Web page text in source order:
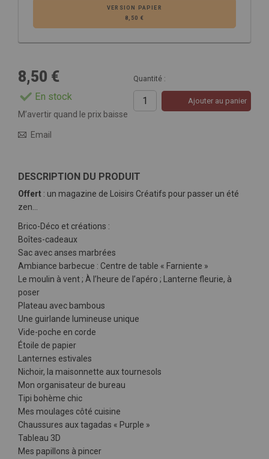
VERSION PAPIER
8,50 €
8,50 €
En stock
Quantité :
Ajouter au panier
M’avertir quand le prix baisse
Email
DESCRIPTION DU PRODUIT
Offert : un magazine de Loisirs Créatifs pour passer un été
zen...
Brico-Déco et créations :
Boîtes-cadeaux
Sac avec anses marbrées
Ambiance barbecue : Centre de table « Farniente »
Le moulin à vent ; À l’heure de l’apéro ; Lanterne fleurie, à
poser
Plateau avec bambous
Une guirlande lumineuse unique
Vide-poche en corde
Étoile de papier
Lanternes estivales
Nichoir, la maisonnette aux tournesols
Mon organisateur de bureau
Tipi bohème chic
Mes moulages côté cuisine
Chaussures aux tagadas « Purple »
Tableau 3D
Mes papillons à pincer